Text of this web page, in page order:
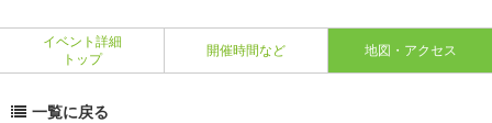
イベント詳細
トップ
開催時間など 地図・アクセス
一覧に戻る